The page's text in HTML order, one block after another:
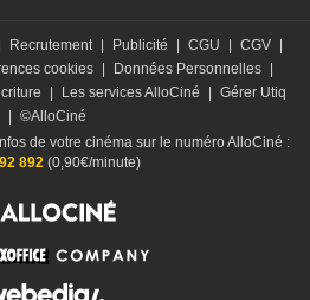
Recrutement Publicité CGU CGV
cookies Données Personnelles
Les services AlloCiné
Gérer Utiq
©AlloCiné
de votre cinéma sur le numéro AlloCiné :
892(0,90€/minute)